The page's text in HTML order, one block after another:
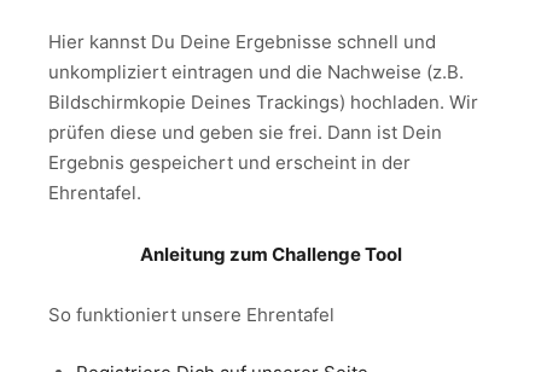
Hier kannst Du Deine Ergebnisse schnell und
unkompliziert eintragen und die Nachweise (z.B.
Bildschirmkopie Deines Trackings) hochladen. Wir
prüfen diese und geben sie frei. Dann ist Dein
Ergebnis gespeichert und erscheint in der
Ehrentafel.
Anleitung zum Challenge Tool
So funktioniert unsere Ehrentafel